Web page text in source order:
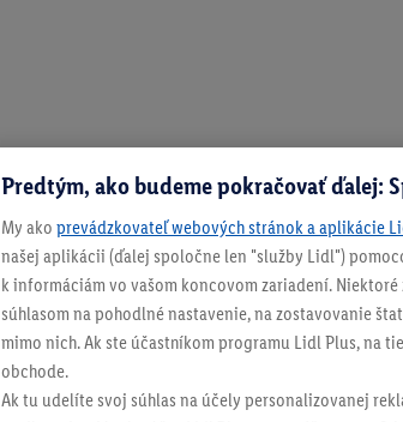
Predtým, ako budeme pokračovať ďalej:
My ako prevádzkovateľ webových stránok a aplikácie
našej aplikácii (ďalej spoločne len "služby Lidl")
k informáciám vo vašom koncovom zariadení.
súhlasom na pohodlné nastavenie, na zostavovanie
mimo nich. Ak ste účastníkom programu Lidl Plus, na
obchode.
Ak tu udelíte svoj súhlas na účely personalizovanej